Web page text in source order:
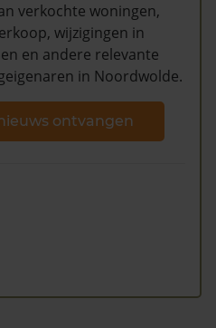
verkochte woningen,
wijzigingen in
en andere relevante
in Noordwolde.
ontvangen